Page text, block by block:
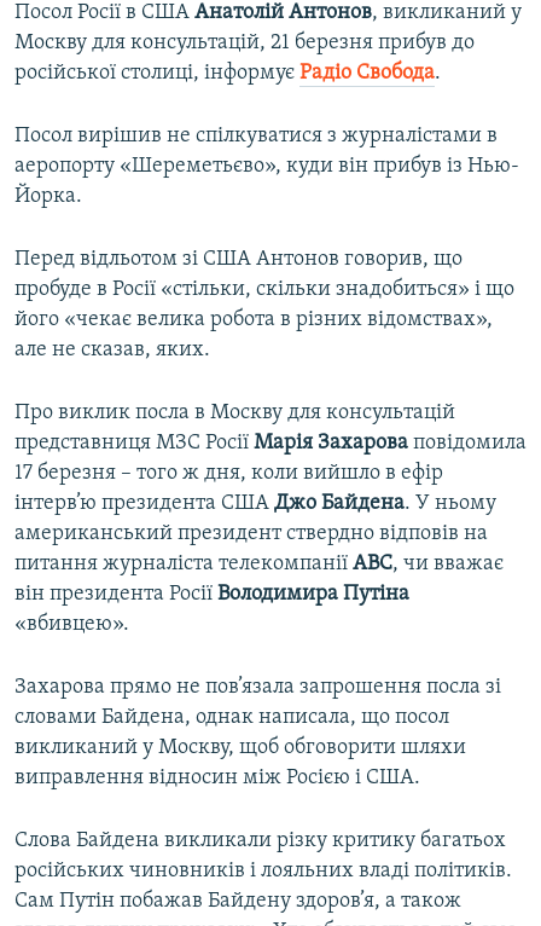
Усі сайти RFE/RL
Посол Росії в США Анатолій Антонов, викликаний у
Москву для консультацій, 21 березня прибув до
російської столиці, інформує Радіо Свобода.
Посол вирішив не спілкуватися з журналістами в
аеропорту «Шереметьєво», куди він прибув із Нью-
Йорка.
Перед відльотом зі США Антонов говорив, що
пробуде в Росії «стільки, скільки знадобиться» і що
його «чекає велика робота в різних відомствах»,
але не сказав, яких.
Про виклик посла в Москву для консультацій
представниця МЗС Росії Марія Захарова повідомила
17 березня – того ж дня, коли вийшло в ефір
інтерв’ю президента США Джо Байдена. У ньому
американський президент ствердно відповів на
питання журналіста телекомпанії ABC, чи вважає
він президента Росії Володимира Путіна
«вбивцею».
Захарова прямо не пов’язала запрошення посла зі
словами Байдена, однак написала, що посол
викликаний у Москву, щоб обговорити шляхи
виправлення відносин між Росією і США.
Слова Байдена викликали різку критику багатьох
російських чиновників і лояльних владі політиків.
Сам Путін побажав Байдену здоров’я, а також